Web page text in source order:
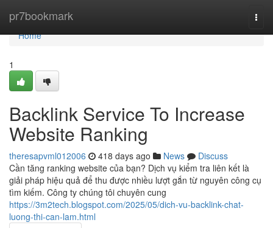
pr7bookmark
Home
Home
1
Backlink Service To Increase
Website Ranking
theresapvml012006 418 days ago News
Discuss
Cần tăng ranking website của bạn? Dịch vụ kiểm tra liên kết là
giải pháp hiệu quả để thu được nhiều lượt gắn từ nguyên công cụ
tìm kiếm. Công ty chúng tôi chuyên cung
https://3m2tech.blogspot.com/2025/05/dich-vu-backlink-chat-
luong-thi-can-lam.html